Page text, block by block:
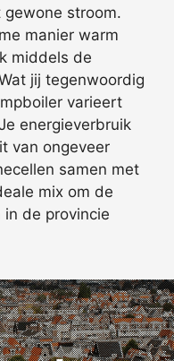
stroom.
manier warm
middels de
jij tegenwoordig
varieert
energieverbruik
van ongeveer
samen met
mix om de
in de provincie